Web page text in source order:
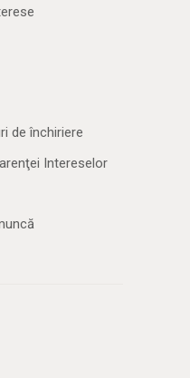
de închiriere
Intereselor